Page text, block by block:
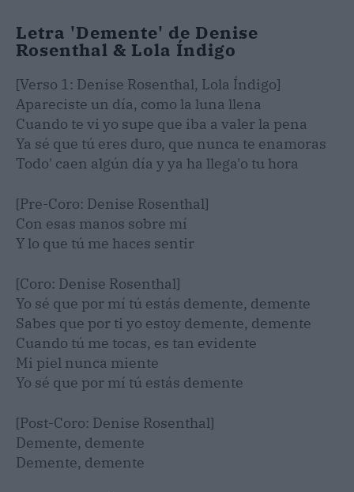
Letra 'Demente' de Denise
Rosenthal & Lola Índigo
[Verso 1: Denise Rosenthal, Lola Índigo]
Apareciste un día, como la luna llena
Cuando te vi yo supe que iba a valer la pena
Ya sé que tú eres duro, que nunca te enamoras
Todo' caen algún día y ya ha llega'o tu hora
[Pre-Coro: Denise Rosenthal]
Con esas manos sobre mí
Y lo que tú me haces sentir
[Coro: Denise Rosenthal]
Yo sé que por mí tú estás demente, demente
Sabes que por ti yo estoy demente, demente
Cuando tú me tocas, es tan evidеnte
Mi piel nunca mientе
Yo sé que por mí tú estás demente
[Post-Coro: Denise Rosenthal]
Demente, demente
Demente, demente